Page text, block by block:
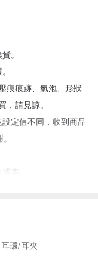
。
痕痕跡、氣泡、形狀
請見諒。
定值不同，收到商品
本。
環/耳夾